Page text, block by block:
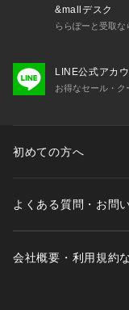
いいたします。
※修理代・お仕上が
&mallデスク
ららぽーと受取な
LINE公式アカウ
お得なセール・ク
初めての方へ
よくある質問・お問
会社概要・利用規約